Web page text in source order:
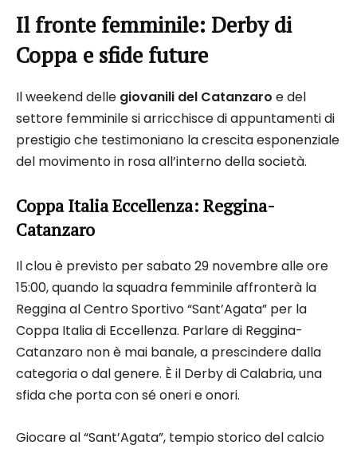
Il fronte femminile: Derby di
Coppa e sfide future
Il weekend delle giovanili del Catanzaro e del
settore femminile si arricchisce di appuntamenti di
prestigio che testimoniano la crescita esponenziale
del movimento in rosa all’interno della società.
Coppa Italia Eccellenza: Reggina-
Catanzaro
Il clou è previsto per sabato 29 novembre alle ore
15:00, quando la squadra femminile affronterà la
Reggina al Centro Sportivo “Sant’Agata” per la
Coppa Italia di Eccellenza. Parlare di Reggina-
Catanzaro non è mai banale, a prescindere dalla
categoria o dal genere. È il Derby di Calabria, una
sfida che porta con sé oneri e onori.
Giocare al “Sant’Agata”, tempio storico del calcio